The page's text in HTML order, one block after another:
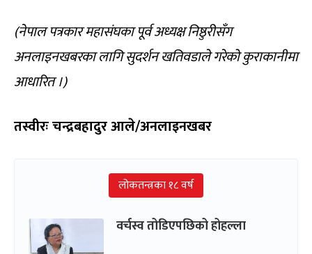
(नेपाल पत्रकार महासंघका पूर्व अध्यक्ष निष्ठुरीसँग
अनलाइनखबरका लागि सुदर्शन खतिवडाले गरेको कुराकानीमा
आधारित ।)
तस्वीरः चन्द्रबहादुर आले/अनलाइनखबर
लोकतन्त्रका १८ वर्ष
वर्चस्व तोडिएपछिको होहल्ला